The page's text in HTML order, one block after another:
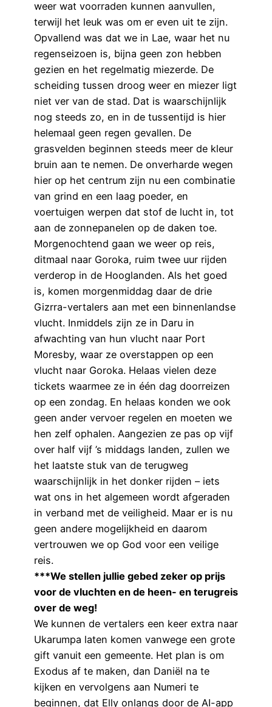
weer wat voorraden kunnen aanvullen,
terwijl het leuk was om er even uit te zijn.
Opvallend was dat we in Lae, waar het nu
regenseizoen is, bijna geen zon hebben
gezien en het regelmatig miezerde. De
scheiding tussen droog weer en miezer ligt
niet ver van de stad. Dat is waarschijnlijk
nog steeds zo, en in de tussentijd is hier
helemaal geen regen gevallen. De
grasvelden beginnen steeds meer de kleur
bruin aan te nemen. De onverharde wegen
hier op het centrum zijn nu een combinatie
van grind en een laag poeder, en
voertuigen werpen dat stof de lucht in, tot
aan de zonnepanelen op de daken toe.
Morgenochtend gaan we weer op reis,
ditmaal naar Goroka, ruim twee uur rijden
verderop in de Hooglanden. Als het goed
is, komen morgenmiddag daar de drie
Gizrra-vertalers aan met een binnenlandse
vlucht. Inmiddels zijn ze in Daru in
afwachting van hun vlucht naar Port
Moresby, waar ze overstappen op een
vlucht naar Goroka. Helaas vielen deze
tickets waarmee ze in één dag doorreizen
op een zondag. En helaas konden we ook
geen ander vervoer regelen en moeten we
hen zelf ophalen. Aangezien ze pas op vijf
over half vijf ’s middags landen, zullen we
het laatste stuk van de terugweg
waarschijnlijk in het donker rijden – iets
wat ons in het algemeen wordt afgeraden
in verband met de veiligheid. Maar er is nu
geen andere mogelijkheid en daarom
vertrouwen we op God voor een veilige
reis.
***We stellen jullie gebed zeker op prijs
voor de vluchten en de heen- en terugreis
over de weg!
We kunnen de vertalers een keer extra naar
Ukarumpa laten komen vanwege een grote
gift vanuit een gemeente. Het plan is om
Exodus af te maken, dan Daniël na te
kijken en vervolgens aan Numeri te
beginnen, dat Elly onlangs door de AI-app